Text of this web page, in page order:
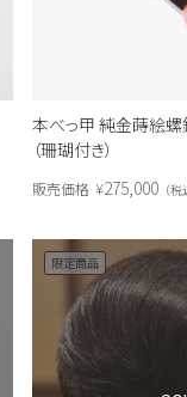
本べっ甲 純金蒔絵
（珊瑚付き）
販売価格 ¥275,000 税
限定商品